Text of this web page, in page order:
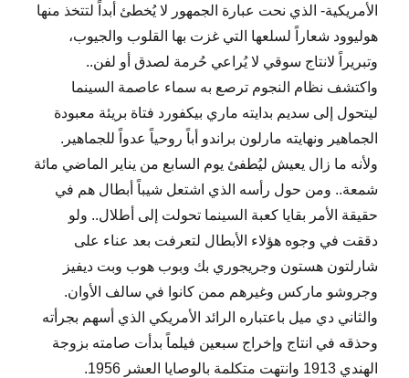
الأمريكية- الذي نحت عبارة الجمهور لا يُخطئ أبداً لتتخذ منها
هوليوود شعاراً لسلعها التي غزت بها القلوب والجيوب،
وتبريراً لانتاج سوقي لا يُراعي حُرمة لصدق أو لفن..
واكتشف نظام النجوم ترصع به سماء عاصمة السينما
ليتحول إلى سديم بدايته ماري بيكفورد فتاة بريئة معبودة
الجماهير ونهايته مارلون براندو أباً روحياً عدواً للجماهير.
ولأنه ما زال يعيش ليُطفئ يوم السابع من يناير الماضي مائة
شمعة.. ومن حول رأسه الذي اشتعل شيباً أبطال هم في
حقيقة الأمر بقايا كعبة السينما تحولت إلى أطلال.. ولو
دققت في وجوه هؤلاء الأبطال لتعرفت بعد عناء على
شارلتون هستون وجريجوري بك وبوب هوب وبت ديفيز
وجروشو ماركس وغيرهم ممن كانوا في سالف الأوان.
والثاني دي ميل باعتباره الرائد الأمريكي الذي أسهم بجرأته
وحذقه في انتاج وإخراج سبعين فيلماً بدأت صامته بزوجة
الهندي 1913 وانتهت متكلمة بالوصايا العشر 1956.